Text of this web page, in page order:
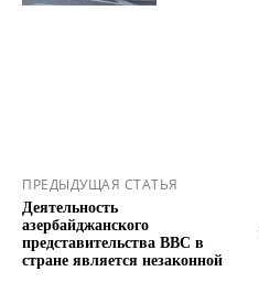
ПРЕДЫДУЩАЯ СТАТЬЯ
Деятельность
азербайджанского
представительства BBC в
стране является незаконной